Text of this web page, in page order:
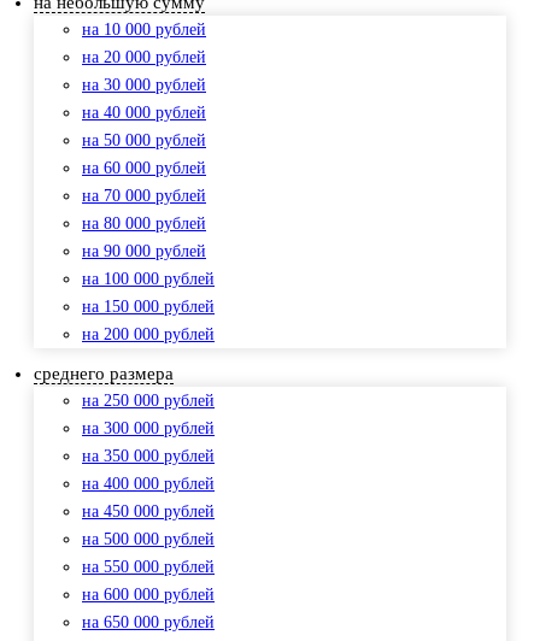
на 10 000 рублей
на 20 000 рублей
на 30 000 рублей
на 40 000 рублей
на 50 000 рублей
на 60 000 рублей
на 70 000 рублей
на 80 000 рублей
на 90 000 рублей
на 100 000 рублей
на 150 000 рублей
на 200 000 рублей
среднего размера
на 250 000 рублей
на 300 000 рублей
на 350 000 рублей
на 400 000 рублей
на 450 000 рублей
на 500 000 рублей
на 550 000 рублей
на 600 000 рублей
на 650 000 рублей